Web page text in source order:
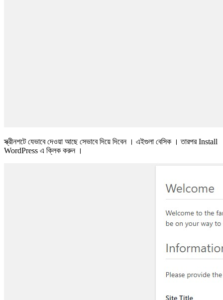
স্ক্রীনশটে যেভাবে দেওয়া আছে সেভাবে দিয়ে দিবেন । এইগুলা বেসিক । তারপর Install
WordPress এ ক্লিক করুন ।